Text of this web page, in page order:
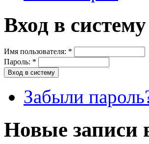
Вход в систему
Имя пользователя: *
Пароль: *
Забыли
Новые записи